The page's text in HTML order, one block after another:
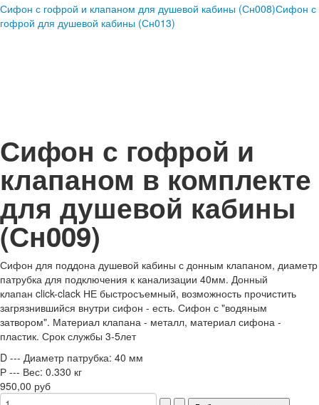
Сифон с гофрой и клапаном для душевой кабины (Сн008)Сифон с
гофрой для душевой кабины (Сн013)
Сифон с гофрой и
клапаном в комплекте
для душевой кабины
(Сн009)
Сифон для поддона душевой кабины с донным клапаном, диаметр
патрубка для подключения к канализации 40мм. Донный
клапан click-clack НЕ быстросъемный, возможность прочистить
загрязнившийся внутри сифон - есть. Сифон с "водяным
затвором". Материал клапана - металл, материал сифона -
пластик. Срок службы 3-5лет
D --- Диаметр патрубка: 40 мм
Р --- Вес: 0.330 кг
950,00 руб